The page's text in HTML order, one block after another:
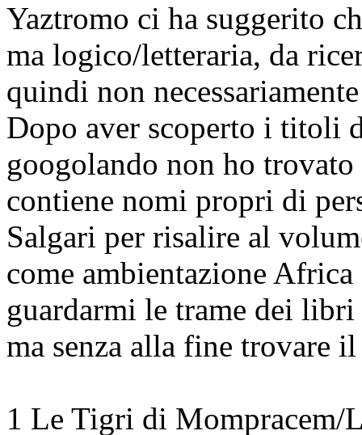
Yaztromo ci ha suggerito
ma logico/letteraria, da
quindi non
Dopo aver scoperto i titoli
googolando non ho
contiene nomi propri di
Salgari per risalire al
come ambientazione
guardarmi le trame dei libri
ma senza alla fine trovare
1 Le Tigri di Mompracem/